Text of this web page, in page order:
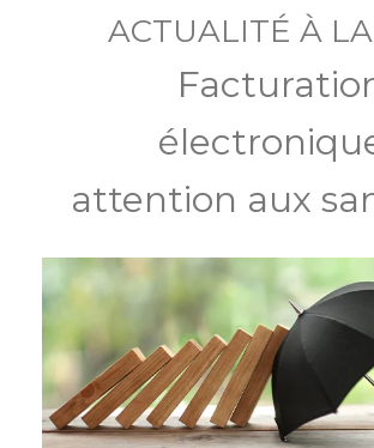
ACTUALITÉ À
attention aux